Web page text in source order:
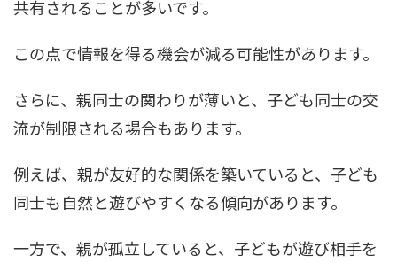
共有されることが多いです。
この点で情報を得る機会が減る可能性があります。
さらに、親同士の関わりが薄いと、子ども同士の交
流が制限される場合もあります。
例えば、親が友好的な関係を築いていると、子ども
同士も自然と遊びやすくなる傾向があります。
一方で、親が孤立していると、子どもが遊び相手を